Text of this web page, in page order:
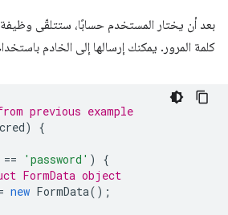
بعد أن يختار المستخدم حسابًا، ستتلقّى
كلمة المرور. يمكنك إرسالها إلى الخادم
previous example
cred)
{
== 'password' )
{
FormData object
new FormData();